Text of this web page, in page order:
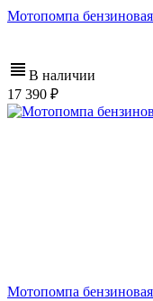
Мотопомпа
В наличии
17 390
Мотопомпа